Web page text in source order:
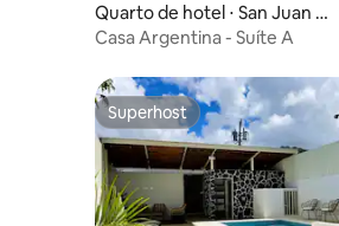
Quarto de hotel ⋅ San Juan L
a Laguna
Casa Argentina - Suíte A
Superhost
Superhost